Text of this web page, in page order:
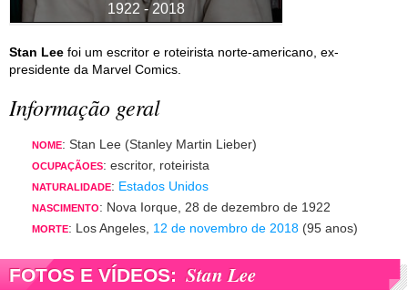
1922 - 2018
Stan Lee foi um escritor e roteirista norte-americano, ex-
presidente da Marvel Comics.
Informação geral
NOME: Stan Lee (Stanley Martin Lieber)
OCUPAÇÃOES: escritor, roteirista
NATURALIDADE: Estados Unidos
NASCIMENTO: Nova Iorque, 28 de dezembro de 1922
MORTE: Los Angeles, 12 de novembro de 2018 (95 anos)
FOTOS E VÍDEOS: Stan Lee